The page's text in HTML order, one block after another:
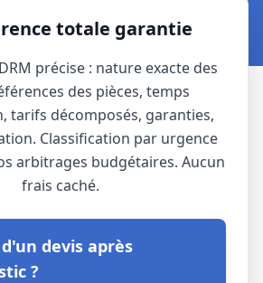
totale garantie
précise : nature exacte des
des pièces, temps
tarifs décomposés, garanties,
Classification par urgence
arbitrages budgétaires. Aucun
frais caché.
devis après
?